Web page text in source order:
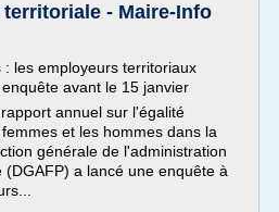
- Maire-Info
les employeurs territoriaux
avant le 15 janvier
annuel sur l'égalité
et les hommes dans la
générale de l'administration
a lancé une enquête à